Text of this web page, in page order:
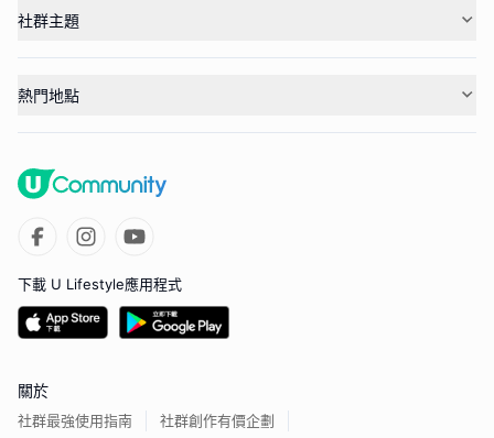
社群主題
熱門地點
下載 U Lifestyle應用程式
關於
社群最強使用指南 社群創作有價企劃